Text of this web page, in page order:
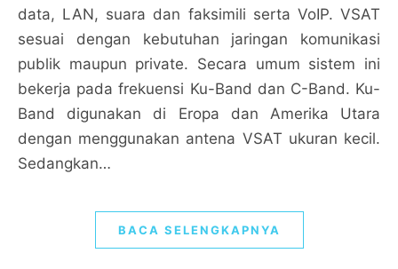
data, LAN, suara dan faksimili serta VoIP. VSAT
sesuai dengan kebutuhan jaringan komunikasi
publik maupun private. Secara umum sistem ini
bekerja pada frekuensi Ku-Band dan C-Band. Ku-
Band digunakan di Eropa dan Amerika Utara
dengan menggunakan antena VSAT ukuran kecil.
Sedangkan…
BACA SELENGKAPNYA